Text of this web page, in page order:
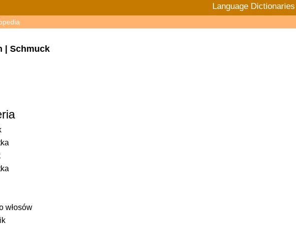
Language Dictionaries
| Schmuck
włosów